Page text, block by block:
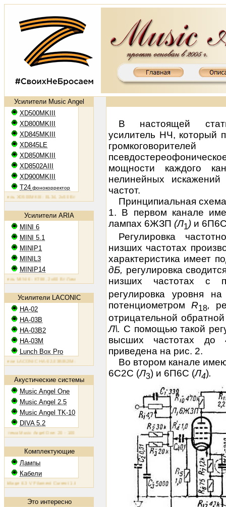
Усилители Music Angel
XD500MKIII
XD800MKIII
XD845MKIII
XD845LE
XD850MKIII
XD8502AIII
XD900MKIII
T24 фонокорректор
XD500MKIII: EL34, 2х50 ВтЛамповый усилитель XD800MKIII: KT88, 2х65 Вт
Усилители ARIA
MINI 6
MINI 5.1
MINIP1
MINIL3
MINIP14
MINI 6: KT88, 2х60 ВтЛамповый усилитель MINIP1: 6AQ5, 2х10 Вт Ламповый усилитель MINIL3:
Усилители LACONIC
HA-02
HA-03B
HA-03B2
HA-03M
Lunch Box Pro
LACONIC HA-02,03B/B2/M: 6N6P, 2х1,2 Вт на 300 Ом
Акустические системы
Music Angel One
Music Angel 2.5
Music Angel TK-10
DIVA 5.2
Music Angel One: 20 - 100 Вт, 38 Гц - 30 кГц, 86 Дб/Вт/м Акустическая система Music Angel 2.5: 20
Комплектующие
Лампы
Кабели
6.3 V Filament Current 1.6 A Plate Voltage (max) 800 V Plate Current (max) 230 mA Plate Dissipation
Это интересно
В настоящей
усилитель НЧ, который
мощности каждого
нелинейных
частот.
Принципиальная
1. В первом канале
лампах 6ЖЗП (Л1) и
Регулировка
низших частотах
характеристика имеет
дБ, регулировка
низших частотах с
регулировка уровня
потенциометром R18,
отрицательной
Л\. С помощью такой
высших частотах
приведена на рис. 2.
Во втором канале
6С2С (Л3) и 6П6С (Л4).